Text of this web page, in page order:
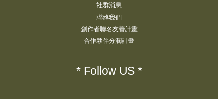
社群消息
聯絡我們
創作者聯名友善計畫
合作夥伴分潤計畫
* Follow US *